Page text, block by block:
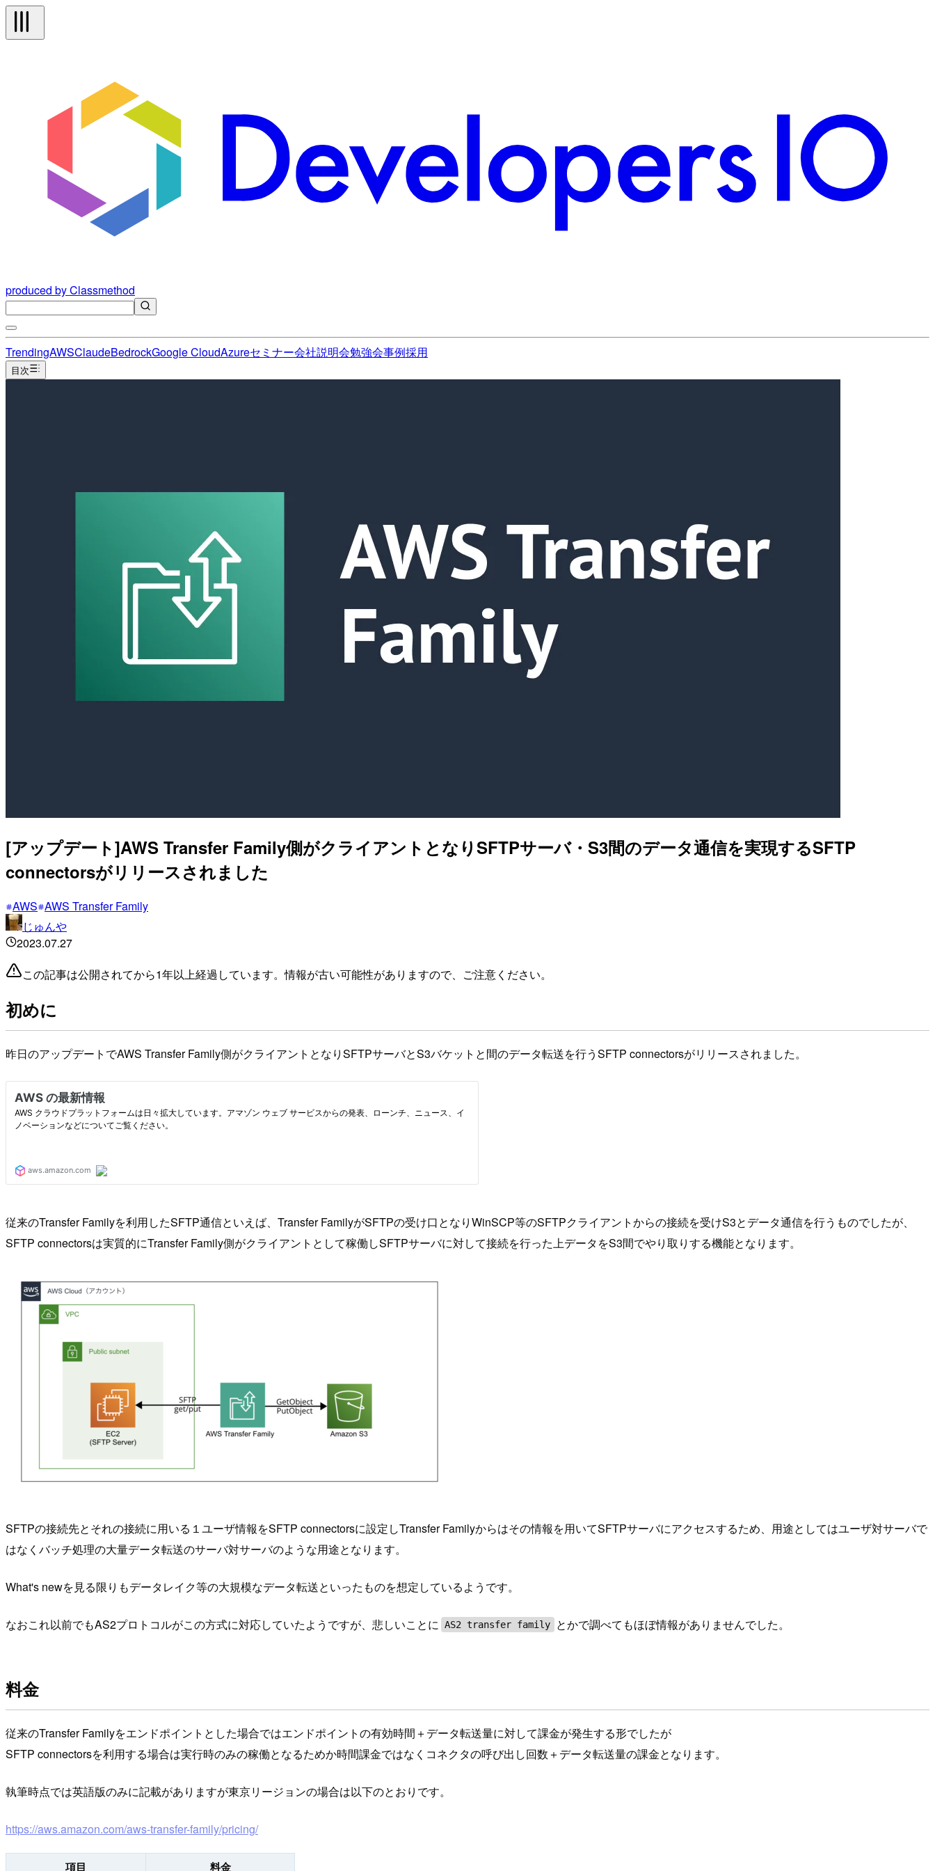
produced by Classmethod
TrendingAWSClaudeBedrockGoogle CloudAzureセミナー会社説明会勉強会事例採用
目次
[アップデート]AWS Transfer Family側がクライアントとなりSFTPサーバ・S3間のデータ通信を実現するSFTP
connectorsがリリースされました
AWS AWS Transfer Family
じゅんや
2023.07.27
この記事は公開されてから1年以上経過しています。情報が古い可能性がありますので、ご注意ください。
初めに
昨日のアップデートでAWS Transfer Family側がクライアントとなりSFTPサーバとS3バケットと間のデータ転送を行うSFTP connectorsがリリースされました。
従来のTransfer Familyを利用したSFTP通信といえば、Transfer FamilyがSFTPの受け口となりWinSCP等のSFTPクライアントからの接続を受けS3とデータ通信を行うものでしたが、
SFTP connectorsは実質的にTransfer Family側がクライアントとして稼働しSFTPサーバに対して接続を行った上データをS3間でやり取りする機能となります。
SFTPの接続先とそれの接続に用いる１ユーザ情報をSFTP connectorsに設定しTransfer Familyからはその情報を用いてSFTPサーバにアクセスするため、用途としてはユーザ対サーバで
はなくバッチ処理の大量データ転送のサーバ対サーバのような用途となります。
What's newを見る限りもデータレイク等の大規模なデータ転送といったものを想定しているようです。
なおこれ以前でもAS2プロトコルがこの方式に対応していたようですが、悲しいことに AS2 transfer family とかで調べてもほぼ情報がありませんでした。
料金
従来のTransfer Familyをエンドポイントとした場合ではエンドポイントの有効時間＋データ転送量に対して課金が発生する形でしたが
SFTP connectorsを利用する場合は実行時のみの稼働となるためか時間課金ではなくコネクタの呼び出し回数＋データ転送量の課金となります。
執筆時点では英語版のみに記載がありますが東京リージョンの場合は以下のとおりです。
https://aws.amazon.com/aws-transfer-family/pricing/
項目 料金